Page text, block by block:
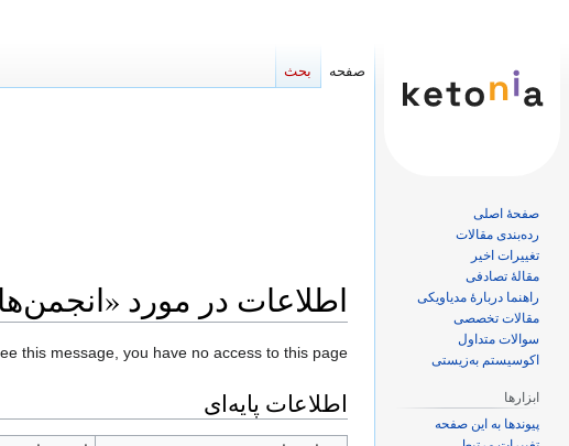
اطلاعات در مورد
پرش
ناوبری
پرش
جستجو
this message, you have no access to this page.
اطلاعات پایه‌ای
صفحه بحث
صفحهٔ اصلی
رده‌بندی مقالات
تغییرات اخیر
مقالهٔ تصادفی
راهنما دربارهٔ مدیاویکی
مقالات تخصصی
سوالات متداول
اکوسیستم به‌زیستی
ابزارها
پیوندها به این صفحه